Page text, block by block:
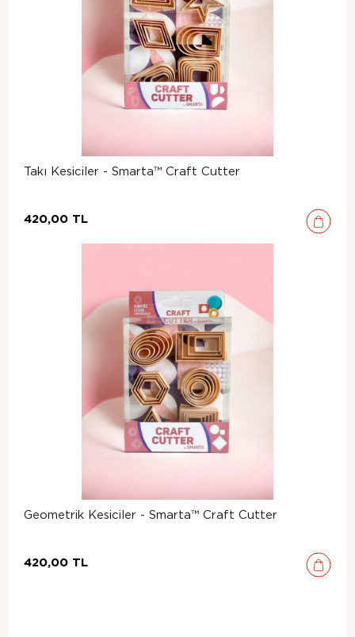
Takı Kesiciler - Smarta™ Craft Cutter
420,00 TL
Geometrik Kesiciler - Smarta™ Craft Cutter
420,00 TL